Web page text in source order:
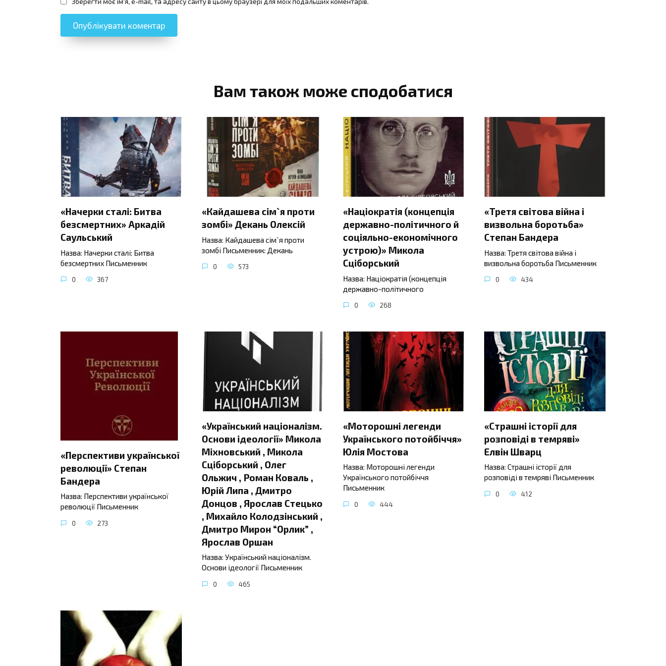
Вам також може сподобатися
«Начерки сталі: Битва
безсмертних» Аркадій
Саульський
Назва: Начерки сталі: Битва
безсмертних Письменник
0 367
«Кайдашева сім`я проти
зомбі» Декань Олексій
Назва: Кайдашева сім`я проти
зомбі Письменник: Декань
0 573
«Націократія (концепція
державно-політичного й
соціяльно-економічного
устрою)» Микола
Сціборський
Назва: Націократія (концепція
державно-політичного
0 268
«Третя світова війна і
визвольна боротьба»
Степан Бандера
Назва: Третя світова війна і
визвольна боротьба Письменник
0 434
«Перспективи української
революції» Степан
Бандера
Назва: Перспективи української
революції Письменник
0 273
«Український націоналізм.
Основи ідеології» Микола
Міхновський , Микола
Сціборський , Олег
Ольжич , Роман Коваль ,
Юрій Липа , Дмитро
Донцов , Ярослав Стецько
, Михайло Колодзінський ,
Дмитро Мирон “Орлик” ,
Ярослав Оршан
Назва: Український націоналізм.
Основи ідеології Письменник
0 465
«Моторошні легенди
Українського потойбіччя»
Юлія Мостова
Назва: Моторошні легенди
Українського потойбіччя
Письменник
0 444
«Страшні історії для
розповіді в темряві»
Елвін Шварц
Назва: Страшні історії для
розповіді в темряві Письменник
0 412